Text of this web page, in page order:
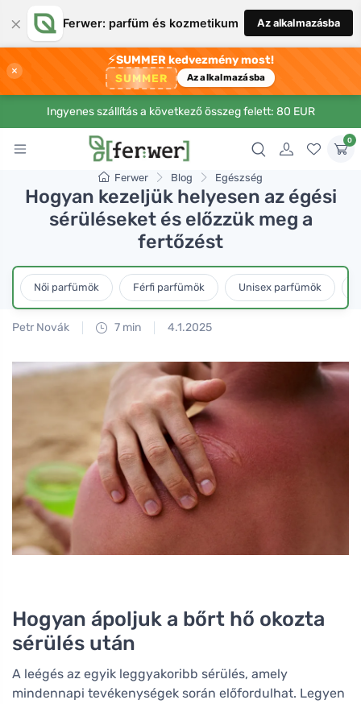
× Ferwer: parfüm és kozmetikum Az alkalmazásba
×
⚡SUMMER kedvezmény most!
SUMMER Az alkalmazásba
Ingyenes szállítás a következő összeg felett: 80 EUR
0
Ferwer Blog Egészség
Hogyan kezeljük helyesen az égési
sérüléseket és előzzük meg a
fertőzést
Női parfümök Férfi parfümök Unisex parfümök
Petr Novák 7 min 4.1.2025
Hogyan ápoljuk a bőrt hő okozta
sérülés után
A leégés az egyik leggyakoribb sérülés, amely
mindennapi tevékenységek során előfordulhat. Legyen